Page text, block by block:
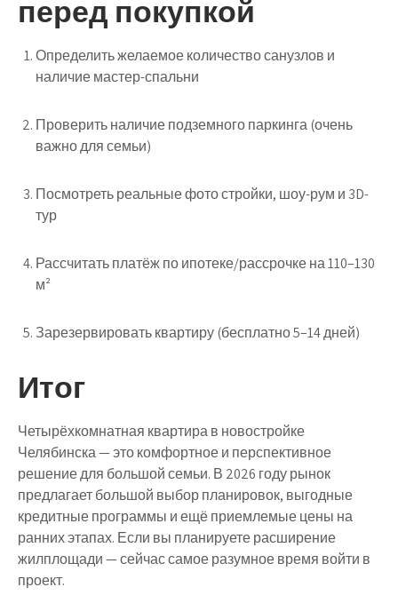
перед покупкой
Определить желаемое количество санузлов и
наличие мастер-спальни
Проверить наличие подземного паркинга (очень
важно для семьи)
Посмотреть реальные фото стройки, шоу-рум и 3D-
тур
Рассчитать платёж по ипотеке/рассрочке на 110–130
м²
Зарезервировать квартиру (бесплатно 5–14 дней)
Итог
Четырёхкомнатная квартира в новостройке
Челябинска — это комфортное и перспективное
решение для большой семьи. В 2026 году рынок
предлагает большой выбор планировок, выгодные
кредитные программы и ещё приемлемые цены на
ранних этапах. Если вы планируете расширение
жилплощади — сейчас самое разумное время войти в
проект.